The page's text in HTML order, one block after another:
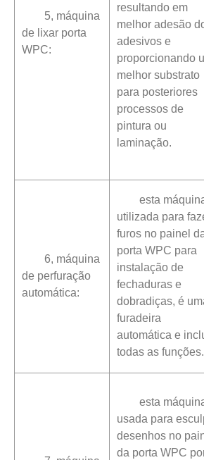
5, máquina
de lixar porta
WPC:
resultando em
melhor adesão
adesivos e
proporcionando
melhor substrato
para posteriores
processos de
pintura ou
laminação.
6, máquina
de perfuração
automática:
esta
utilizada para
furos no painel
porta WPC para
instalação de
fechaduras e
dobradiças, é
furadeira
automática e
todas as funções.
esta
usada para
desenhos no
da porta WPC